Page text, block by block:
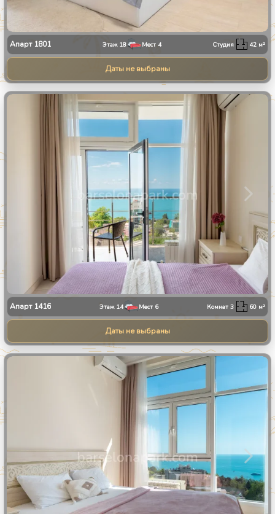
Апарт 1801 Этаж 18 Мест 4 Студия 42 м²
Даты не выбраны
1 30
Апарт 1416 Этаж 14 Мест 6 Комнат3 60 м²
Даты не выбраны